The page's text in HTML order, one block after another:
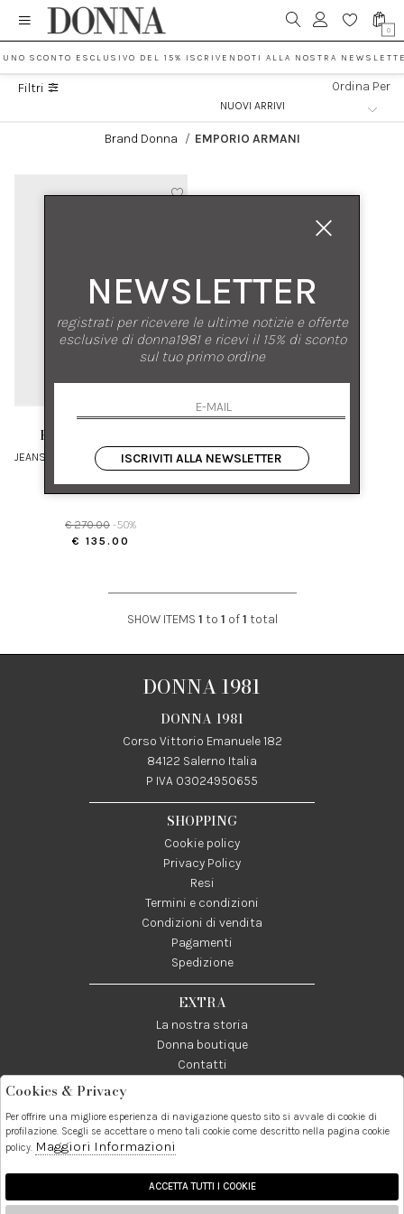
0
SCONTO ESCLUSIVO DEL 15% ISCRIVENDOTI ALLA NOSTRA
Filtri Ordina Per
Brand Donna / EMPORIO ARMANI
JEANS PALAZZO IN DENIM EFFETTO
USED
28 31 32 33
€ 270.00 -50%
€ 135.00
SHOW ITEMS 1 to 1 of1 total
DONNA 1981
DONNA 1981
Corso Vittorio Emanuele 182
84122 Salerno Italia
P IVA 03024950655
SHOPPING
Cookie policy
Privacy Policy
Resi
Termini e condizioni
Condizioni di vendita
Pagamenti
Spedizione
EXTRA
La nostra storia
Donna boutique
Contatti
Telefono:
089237858
Whatsapp:
3338855601
Contatti:
info@donna1981.it
NEWSLETTER
registrati per ricevere le ultime notizie e offerte
esclusive di donna1981 e ricevi il 15% di sconto
sul tuo primo ordine
ISCRIVITI ALLA NEWSLETTER
Cookies & Privacy
Per offrire una migliore esperienza di navigazione questo sito si avvale di cookie di
profilazione. Scegli se accettare o meno tali cookie come descritto nella pagina cookie
policy. Maggiori Informazioni
ACCETTA TUTTI I COOKIE